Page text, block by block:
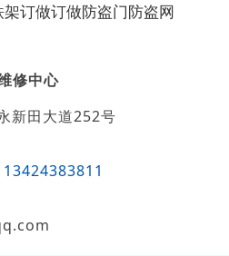
订做订做防盗门防盗网
修中心
新田大道252号
13424383811